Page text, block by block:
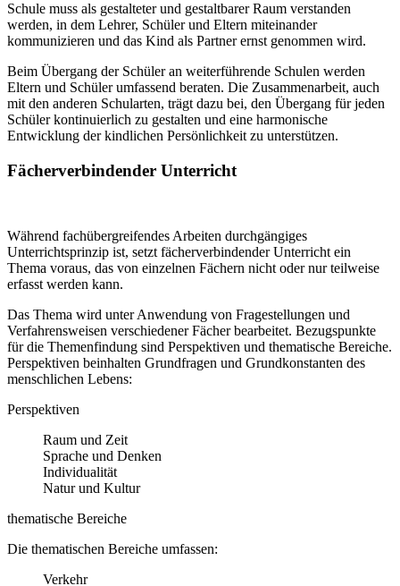
Schule muss als gestalteter und gestaltbarer Raum verstanden
werden, in dem Lehrer, Schüler und Eltern miteinander
kommunizieren und das Kind als Partner ernst genommen wird.
Beim Übergang der Schüler an weiterführende Schulen werden
Eltern und Schüler umfassend beraten. Die Zusammenarbeit, auch
mit den anderen Schularten, trägt dazu bei, den Übergang für jeden
Schüler kontinuierlich zu gestalten und eine harmonische
Entwicklung der kindlichen Persönlichkeit zu unterstützen.
Fächerverbindender Unterricht
Während fachübergreifendes Arbeiten durchgängiges
Unterrichtsprinzip ist, setzt fächerverbindender Unterricht ein
Thema voraus, das von einzelnen Fächern nicht oder nur teilweise
erfasst werden kann.
Das Thema wird unter Anwendung von Fragestellungen und
Verfahrensweisen verschiedener Fächer bearbeitet. Bezugspunkte
für die Themenfindung sind Perspektiven und thematische Bereiche.
Perspektiven beinhalten Grundfragen und Grundkonstanten des
menschlichen Lebens:
Perspektiven
Raum und Zeit
Sprache und Denken
Individualität
Natur und Kultur
thematische Bereiche
Die thematischen Bereiche umfassen:
Verkehr